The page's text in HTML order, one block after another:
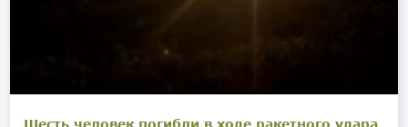
Шесть человек погибли в ходе ракетного удара